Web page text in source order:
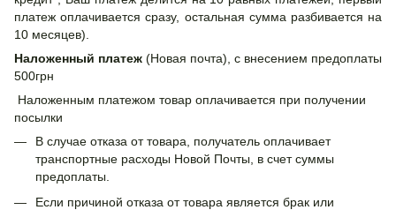
платеж оплачивается сразу, остальная сумма разбивается на
10 месяцев).
Наложенный платеж (Новая почта), с внесением предоплаты
500грн
Наложенным платежом товар оплачивается при получении
посылки
В случае отказа от товара, получатель оплачивает
транспортные расходы Новой Почты, в счет суммы
предоплаты.
Если причиной отказа от товара является брак или